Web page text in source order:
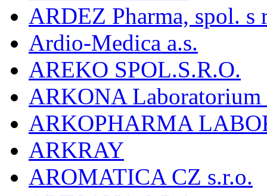
ARDEZ Pharma, spol. s
Ardio-Medica a.s.
AREKO SPOL.S.R.O.
ARKONA
ARKOPHARMA
ARKRAY
AROMATICA CZ s.r.o.